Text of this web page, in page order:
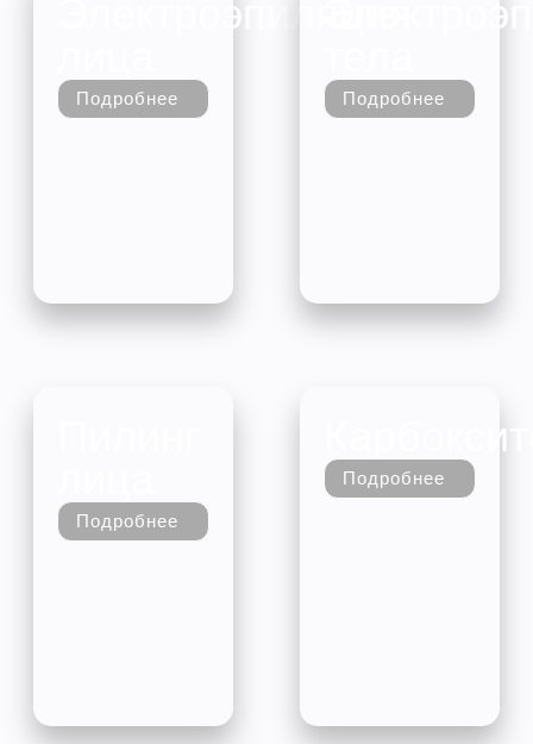
Электроэпиляция
Подробнее Подробнее
Подробнее
Подробнее